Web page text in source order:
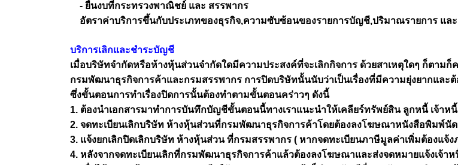
- ยื่นงบที่กระทรวงพาณิชย์ และ สรรพากร
อัตราค่าบริการขึ้นกับประเภทของธุรกิจ,ความซับซ้อนของรายการบัญชี,ปริมาณรายการ และ
บริการเลิกและชำระบัญชี
เมื่อบริษัทจำกัดหรือห้างหุ้นส่วนจำกัดใดมีความประสงค์ที่จะเลิกกิจการ ด้วยสาเหตุใดๆ ก็ตามก็
กรมพัฒนาธุรกิจการค้าและกรมสรรพากร การปิดบริษัทนั้นนับว่าเป็นเรื่องที่มีความยุ่งยากและ
ซึ่งขั้นตอนการทำเรื่องปิดการนั้นต้องทำตามขั้นตอนคร่าวๆ ดังนี้
1. ต้องนำเอกสารมาทำการบันทึกบัญชีขั้นตอนนี้ทางเราแนะนำให้เคลียร์ทรัพย์สิน ลูกหนี้ เจ้าหนี้
2. จดทะเบียนเลิกบริษัท ห้างหุ้นส่วนที่กรมพัฒนาธุรกิจการค้าโดยต้องลงโฆษณาหนังสือพิมพ์นัด
3. แจ้งยกเลิกปิดเลิกบริษัท ห้างหุ้นส่วน ที่กรมสรรพากร ( หากจดทะเบียนภาษีมูลค่าเพิ่มต้องแจ้ง
4. หลังจากจดทะเบียนเลิกที่กรมพัฒนาธุรกิจการค้าแล้วต้องลงโฆษณาและส่งจดหมายแจ้งเจ้าห